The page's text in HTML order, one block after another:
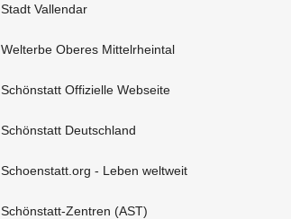
Stadt Vallendar
Welterbe Oberes Mittelrheintal
Schönstatt Offizielle Webseite
Schönstatt Deutschland
Schoenstatt.org - Leben weltweit
Schönstatt-Zentren (AST)